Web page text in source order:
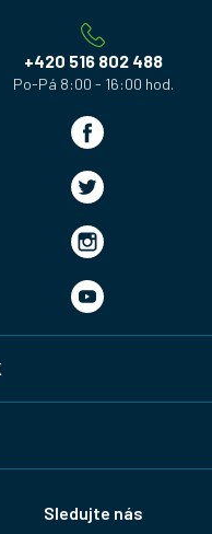
+420 516 802 488
Sledujte nás